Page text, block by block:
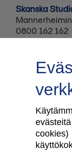
Skanska
0800 162 162
Tilaa
cookies)